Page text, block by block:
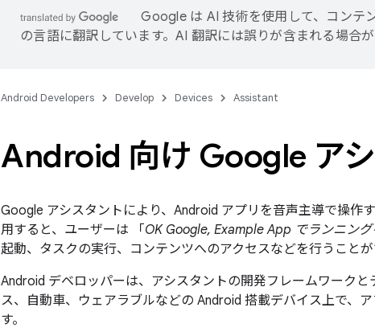
Google は AI 技術を使用して、コンテ
の言語に翻訳しています。AI 翻訳には誤りが含まれる場合が
Android Developers Develop Devices Assistant
Android 向け Google ア
Google アシスタントにより、Android アプリを音声主導で操作
用すると、ユーザーは 「 OK Google, Example App でランニン
起動、タスクの実行、コンテンツへのアクセスなどを行うことが
Android デベロッパーは、アシスタントの開発フレームワーク
ス、自動車、ウェアラブルなどの Android 搭載デバイス上で、
す。